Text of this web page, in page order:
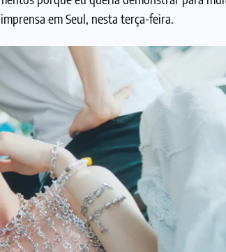
em Seul, nesta terça-feira.